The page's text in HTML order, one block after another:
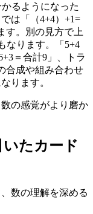
るようになった
は「（4+4）+1=
す。別の見方で上
なります。「5+4
＝合計9」、トラ
合成や組み合わせ
ります。
の感覚がより磨か
たカード
数の理解を深める